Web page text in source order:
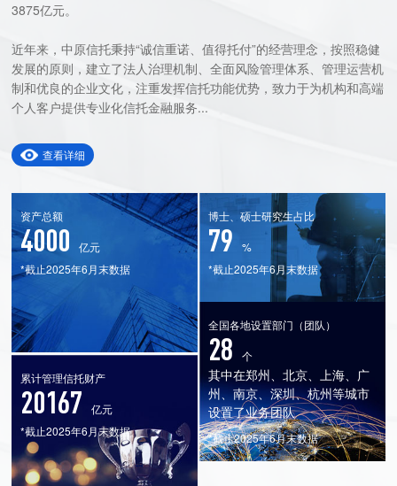
3875亿元。
近年来，中原信托秉持“诚信重诺、值得托付”的经营理念，按照稳健
发展的原则，建立了法人治理机制、全面风险管理体系、管理运营机
制和优良的企业文化，注重发挥信托功能优势，致力于为机构和高端
个人客户提供专业化信托金融服务...
查看详细
资产总额
4000
亿元
*截止2025年6月末数据
博士、硕士研究生占比
79
%
*截止2025年6月末数据
累计管理信托财产
20167
亿元
*截止2025年6月末数据
全国各地设置部门（团队）
28 个
其中在郑州、北京、上海、广
州、南京、深圳、杭州等城市
设置了业务团队
*截止2025年6月末数据